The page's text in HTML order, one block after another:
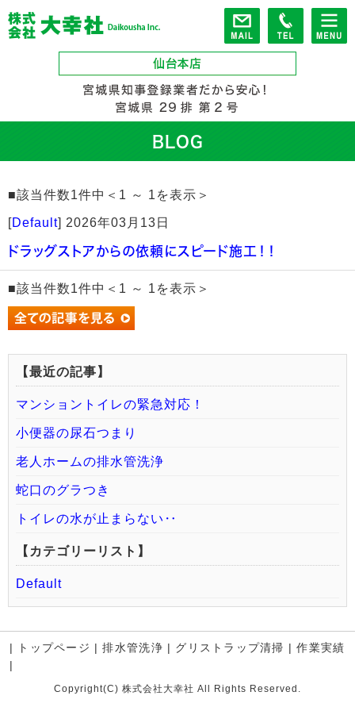
BLOG
■該当件数1件中＜1 ～ 1を表示＞
[Default] 2026年03月13日
ドラッグストアからの依頼にスピード施工！！
■該当件数1件中＜1 ～ 1を表示＞
【最近の記事】
マンショントイレの緊急対応！
小便器の尿石つまり
老人ホームの排水管洗浄
蛇口のグラつき
トイレの水が止まらない‥
【カテゴリーリスト】
Default
| トップページ |排水管洗浄 | グリストラップ清掃 |作業実績
|
Copyright(C) 株式会社大幸社 All Rights Reserved.